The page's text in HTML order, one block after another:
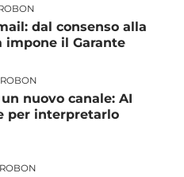
dal consenso alla
impone il Garante
nuovo canale: AI
per interpretarlo